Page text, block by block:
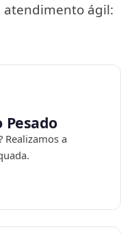
atendimento ágil:
Pesado
Realizamos a